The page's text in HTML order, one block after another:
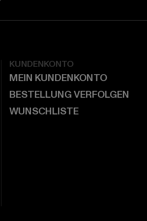
KUNDENKONTO
MEIN KUNDENKONTO
BESTELLUNG VERFOLGEN
WUNSCHLISTE